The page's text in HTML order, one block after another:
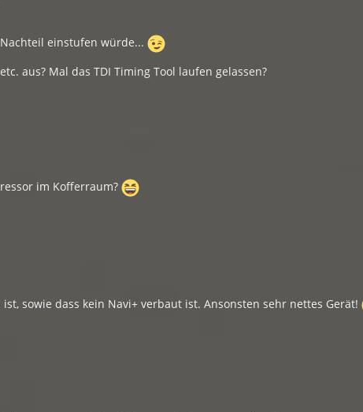
einstufen würde...
aus? Mal das TDI Timing Tool laufen gelassen?
im Kofferraum?
sowie dass kein Navi+ verbaut ist. Ansonsten sehr nettes Gerät!